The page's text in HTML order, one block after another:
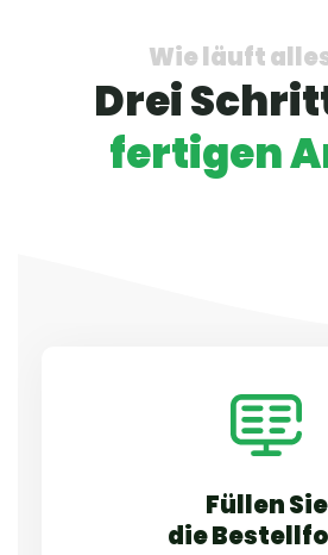
Wie läuft
Drei
fertigen
Füllen Sie
die